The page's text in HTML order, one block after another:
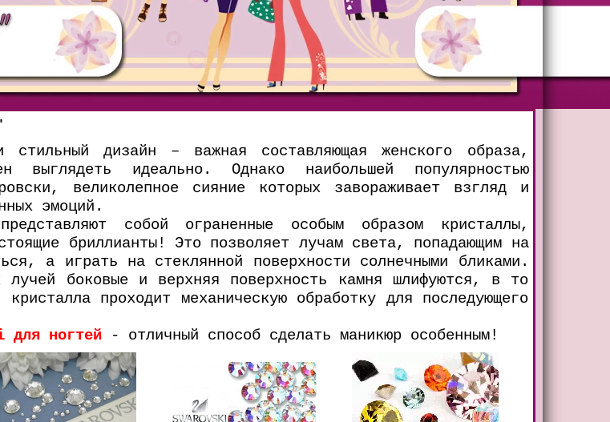
стильный дизайн – важная составляющая женского образа,
выглядеть идеально. Однако наибольшей популярностью
великолепное сияние которых завораживает взгляд и
эмоций.
собой ограненные особым образом кристаллы,
бриллианты! Это позволяет лучам света, попадающим на
а играть на стеклянной поверхности солнечными бликами.
лучей боковые и верхняя поверхность камня шлифуются, в то
проходит механическую обработку для последующего
для ногтей- отличный способ сделать маникюр особенным!